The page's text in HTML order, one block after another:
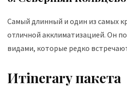
Самый длинный и один из самых
отличной акклиматизацией. Он
видами, которые редко
Итinerary пакета